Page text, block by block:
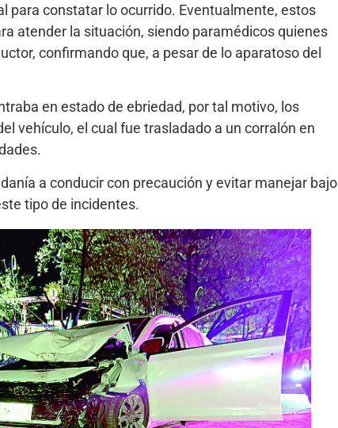
para constatar lo ocurrido. Eventualmente, estos
atender la situación, siendo paramédicos quienes
confirmando que, a pesar de lo aparatoso del
en estado de ebriedad, por tal motivo, los
vehículo, el cual fue trasladado a un corralón en
a conducir con precaución y evitar manejar bajo
tipo de incidentes.